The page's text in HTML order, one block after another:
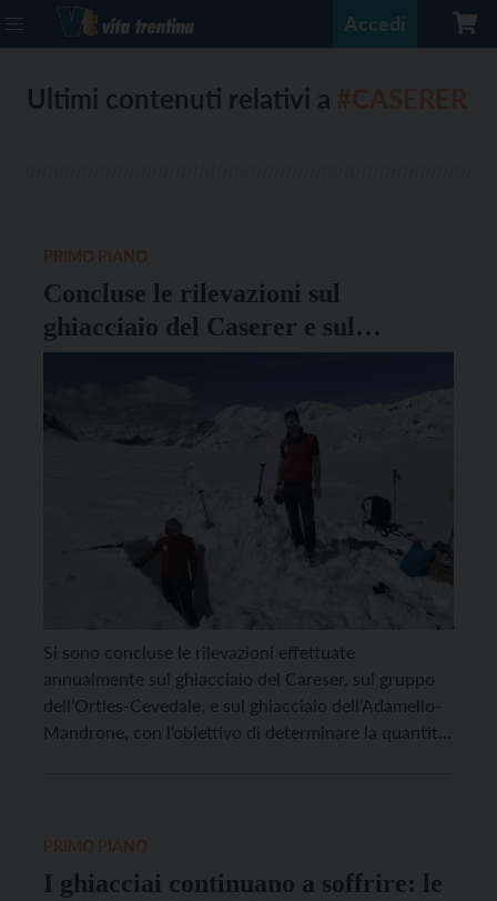
Accedi
Ultimi contenuti relativi a
Concluse le rilevazioni sul
ghiacciaio del Caserer e sul
ghiacciaio dell’Adamello Mandrone
Si sono concluse le rilevazioni effettuate
annualmente sul ghiacciaio del Careser, sul gruppo
dell’Ortles-Cevedale, e sul ghiacciaio dell’Adamello-
Mandrone, con l’obiettivo di determinare la quantità
I ghiacciai continuano a soffrire: le